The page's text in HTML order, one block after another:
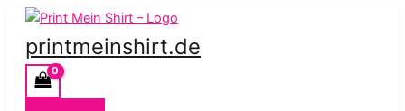
Zum
Inhalt
springen
printmeinshirt.de